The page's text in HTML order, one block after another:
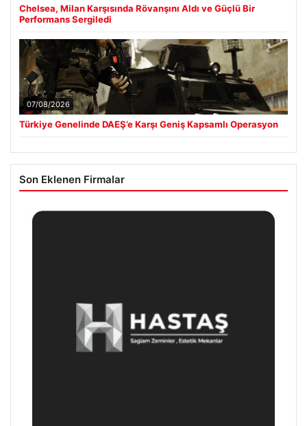
Chelsea, Milan Karşısında Rövanşını Aldı ve Güçlü Bir
Performans Sergiledi
07/08/2026
Türkiye Genelinde DAEŞ’e Karşı Geniş Kapsamlı Operasyon
Son Eklenen Firmalar